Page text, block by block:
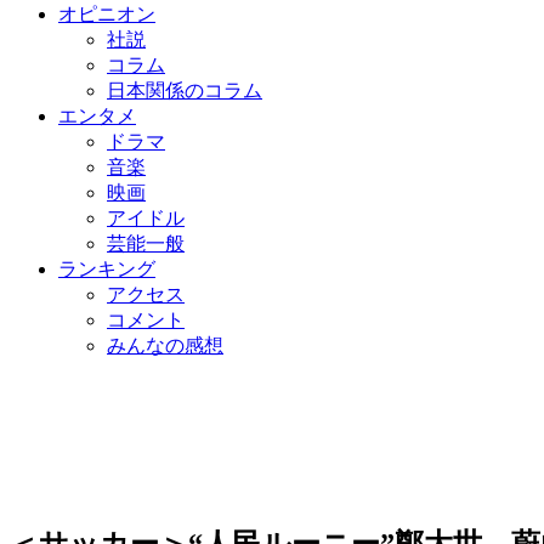
オピニオン
社説
コラム
日本関係のコラム
エンタメ
ドラマ
音楽
映画
アイドル
芸能一般
ランキング
アクセス
コメント
みんなの感想